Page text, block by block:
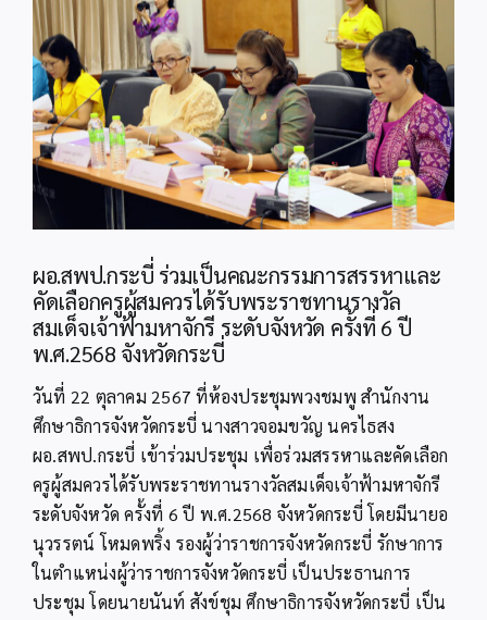
Image
ผอ.สพป.กระบี่ ร่วมเป็นคณะกรรมการสรรหาและ
คัดเลือกครูผู้สมควรได้รับพระราชทานรางวัล
สมเด็จเจ้าฟ้ามหาจักรี ระดับจังหวัด ครั้งที่ 6 ปี
พ.ศ.2568 จังหวัดกระบี่
วันที่ 22 ตุลาคม 2567 ที่ห้องประชุมพวงชมพู สำนักงาน
ศึกษาธิการจังหวัดกระบี่ นางสาวจอมขวัญ นครไธสง
ผอ.สพป.กระบี่ เข้าร่วมประชุม เพื่อร่วมสรรหาและคัดเลือก
ครูผู้สมควรได้รับพระราชทานรางวัลสมเด็จเจ้าฟ้ามหาจักรี
ระดับจังหวัด ครั้งที่ 6 ปี พ.ศ.2568 จังหวัดกระบี่ โดยมีนายอ
นุวรรตน์ โหมดพริ้ง รองผู้ว่าราชการจังหวัดกระบี่ รักษาการ
ในตำแหน่งผู้ว่าราชการจังหวัดกระบี่ เป็นประธานการ
ประชุม โดยนายนันท์ สังข์ชุม ศึกษาธิการจังหวัดกระบี่ เป็น